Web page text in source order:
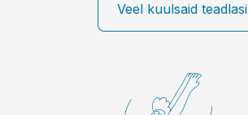
Veel kuulsaid teadlasi